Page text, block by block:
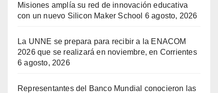
Misiones amplía su red de innovación educativa
con un nuevo Silicon Maker School 6 agosto, 2026
La UNNE se prepara para recibir a la ENACOM
2026 que se realizará en noviembre, en Corrientes
6 agosto, 2026
Representantes del Banco Mundial conocieron las